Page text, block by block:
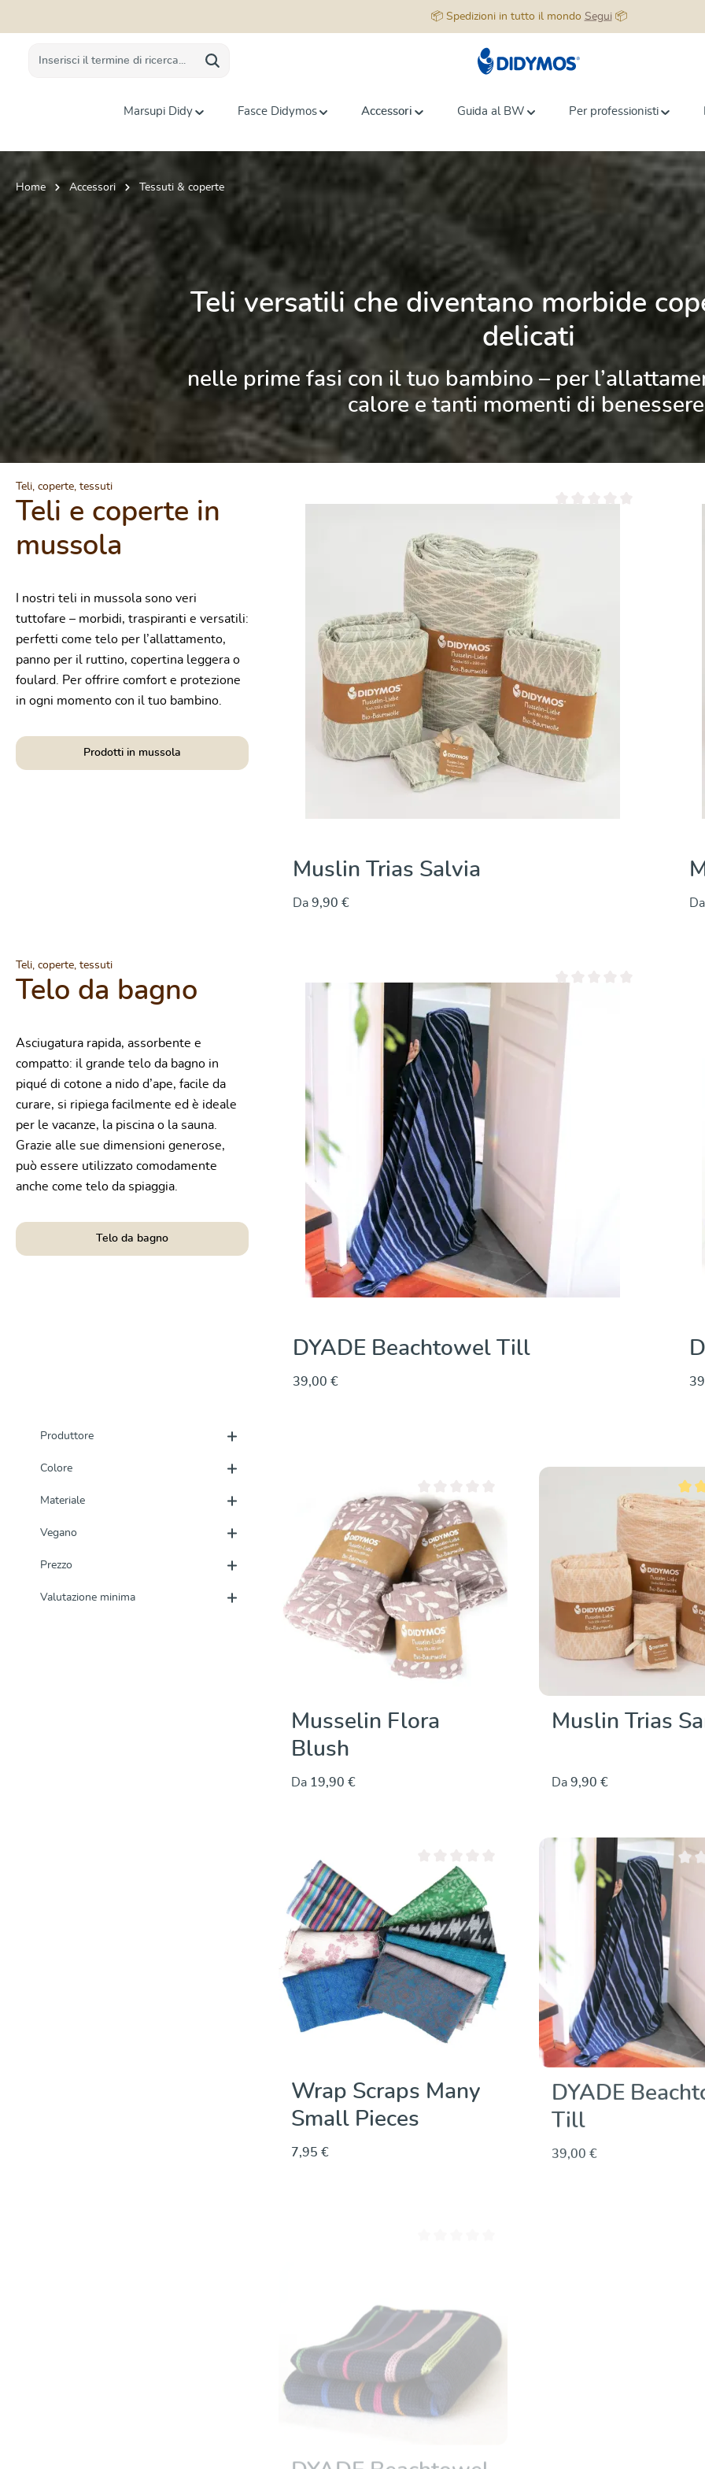
📦 Spedizioni in tutto il mondo Segui📦
Marsupi Didy Fasce Didymos Accessori Guida al BW Per professionisti
Home Accessori Tessuti & coperte
Teli versatili che diventano morbide
delicati
nelle prime fasi con il tuo bambino – per
calore e tanti momenti di
Teli, coperte, tessuti
Teli e coperte in
mussola
I nostri teli in mussola sono veri
tuttofare – morbidi, traspiranti e versatili:
perfetti come telo per l’allattamento,
panno per il ruttino, copertina leggera o
foulard. Per offrire comfort e protezione
in ogni momento con il tuo bambino.
Prodotti in mussola
Valutazione media di 0 su 5 stelle
Muslin Trias Sand
Da 9,90 € Da
Teli, coperte, tessuti
Telo da bagno
Asciugatura rapida, assorbente e
compatto: il grande telo da bagno in
piqué di cotone a nido d’ape, facile da
curare, si ripiega facilmente ed è ideale
per le vacanze, la piscina o la sauna.
Grazie alle sue dimensioni generose,
può essere utilizzato comodamente
anche come telo da spiaggia.
Telo da bagno
Valutazione media di 0 su 5 stelle
Dettagli
DYADE Beachtowel Lisa
39,00 €
Produttore
Colore
Materiale
Vegano
Prezzo
Valutazione minima
Valutazione media di 0 su 5 stelle
Musselin Flora
Blush
Da 19,90 €
Muslin Trias
Da9,90 €
Valutazione media di 0 su 5 stelle
Wrap Scraps Many
Small Pieces
7,95 €
DYADE
Till
39,00 €
DYADE Beachtowel